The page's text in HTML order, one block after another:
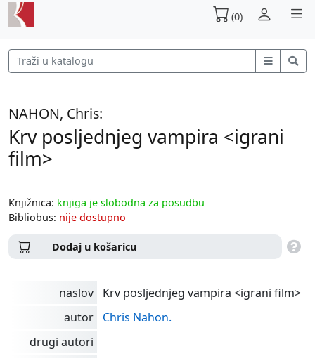
(0)
NAHON, Chris:
Krv posljednjeg vampira <igrani
film>
Knjižnica: knjiga je slobodna za posudbu
Bibliobus: nije dostupno
Dodaj u košaricu
naslov
Krv posljednjeg vampira <igrani film>
autor
Chris Nahon.
drugi autori